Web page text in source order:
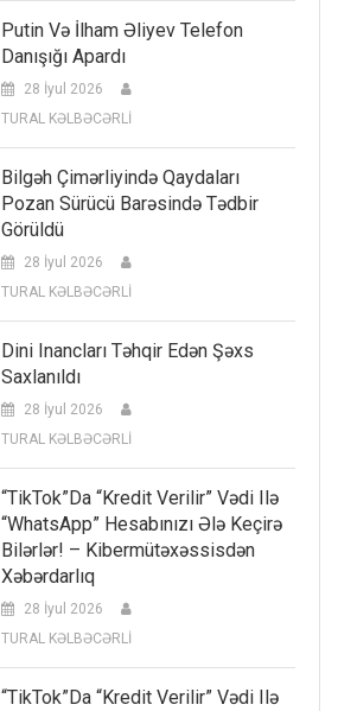
Putin Və İlham Əliyev Telefon
Danışığı Apardı
28 İyul 2026
TURAL KƏLBƏCƏRLİ
Bilgəh Çimərliyində Qaydaları
Pozan Sürücü Barəsində Tədbir
Görüldü
28 İyul 2026
TURAL KƏLBƏCƏRLİ
Dini Inancları Təhqir Edən Şəxs
Saxlanıldı
28 İyul 2026
TURAL KƏLBƏCƏRLİ
“TikTok”da “kredit Verilir” Vədi Ilə
“WhatsApp” Hesabınızı Ələ Keçirə
Bilərlər! – Kibermütəxəssisdən
Xəbərdarlıq
28 İyul 2026
TURAL KƏLBƏCƏRLİ
“TikTok”da “kredit Verilir” Vədi Ilə